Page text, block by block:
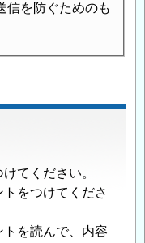
信を防ぐためのも
てください。
をつけてくださ
を読んで、内容